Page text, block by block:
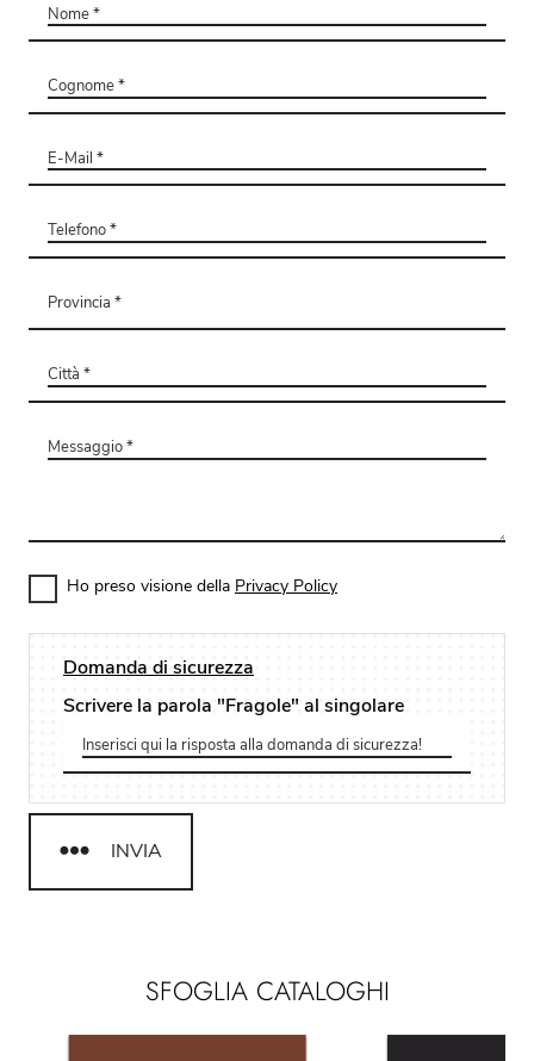
SFOGLIA CATALOGHI
Ho preso visione della Privacy Policy
Domanda di sicurezza
Scrivere la parola "Fragole" al singolare
INVIA